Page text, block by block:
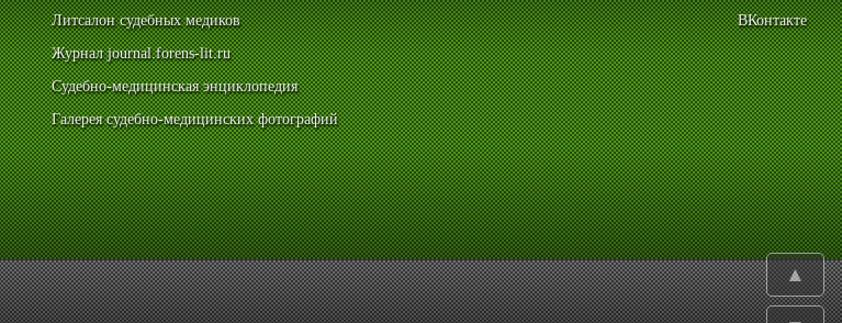
Литсалон судебных медиков
Журнал journal.forens-lit.ru
Судебно-медицинская энциклопедия
Галерея судебно-медицинских фотографий
ВКонтакте
▲